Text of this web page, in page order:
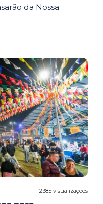
da Nossa
2385 visualizações